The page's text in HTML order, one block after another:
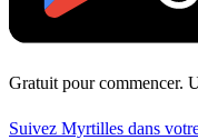
Gratuit pour commencer.
Suivez Myrtilles dans